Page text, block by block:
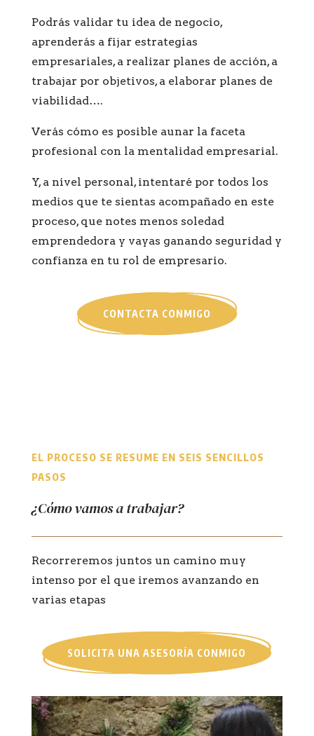
Podrás validar tu idea de negocio,
aprenderás a fijar estrategias
empresariales, a realizar planes de acción, a
trabajar por objetivos, a elaborar planes de
viabilidad….
Verás cómo es posible aunar la faceta
profesional con la mentalidad empresarial.
Y, a nivel personal, intentaré por todos los
medios que te sientas acompañado en este
proceso, que notes menos soledad
emprendedora y vayas ganando seguridad y
confianza en tu rol de empresario.
CONTACTA CONMIGO
EL PROCESO SE RESUME EN SEIS SENCILLOS
PASOS
¿Cómo vamos a trabajar?
Recorreremos juntos un camino muy
intenso por el que iremos avanzando en
varias etapas
SOLICITA UNA ASESORÍA CONMIGO